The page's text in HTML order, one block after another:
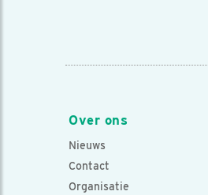
Over ons
Nieuws
Contact
Organisatie